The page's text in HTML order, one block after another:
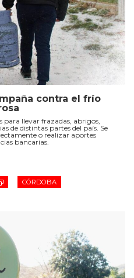
contra el frío
para llevar frazadas, abrigos,
de distintas partes del país. Se
o realizar aportes
bancarias.
CÓRDOBA